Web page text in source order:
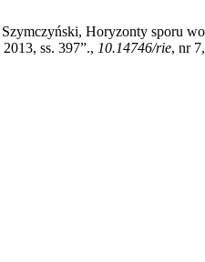
Horyzonty sporu
ss. 397”., 10.14746/rie, nr